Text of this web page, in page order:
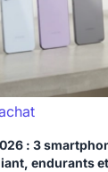
: 3
endurants et